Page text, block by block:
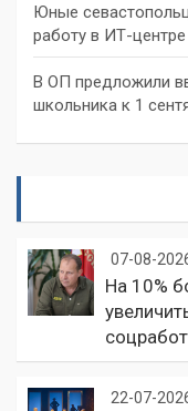
Юные
работу в ИТ-
В ОП предложили
школьника к 1
07-08-
На 10%
22-07-